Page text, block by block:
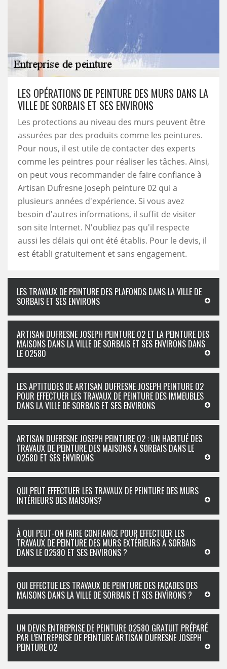
LES OPÉRATIONS DE PEINTURE DES MURS DANS LA
VILLE DE SORBAIS ET SES ENVIRONS
Les protections au niveau des murs peuvent être
assurées par des produits comme les peintures.
Pour nous, il est utile de contacter des experts
comme les peintres pour réaliser les tâches. Ainsi,
on peut vous recommander de faire confiance à
Artisan Dufresne Joseph peinture 02 qui a
plusieurs années d'expérience. Si vous avez
besoin d'autres informations, il suffit de visiter
son site Internet. N'oubliez pas qu'il respecte
aussi les délais qui ont été établis. Pour le devis, il
est établi gratuitement et sans engagement.
LES TRAVAUX DE PEINTURE DES PLAFONDS DANS LA VILLE DE
SORBAIS ET SES ENVIRONS
ARTISAN DUFRESNE JOSEPH PEINTURE 02 ET LA PEINTURE DES
MAISONS DANS LA VILLE DE SORBAIS ET SES ENVIRONS DANS
LE 02580
LES APTITUDES DE ARTISAN DUFRESNE JOSEPH PEINTURE 02
POUR EFFECTUER LES TRAVAUX DE PEINTURE DES IMMEUBLES
DANS LA VILLE DE SORBAIS ET SES ENVIRONS
ARTISAN DUFRESNE JOSEPH PEINTURE 02 : UN HABITUÉ DES
TRAVAUX DE PEINTURE DES MAISONS À SORBAIS DANS LE
02580 ET SES ENVIRONS
QUI PEUT EFFECTUER LES TRAVAUX DE PEINTURE DES MURS
INTÉRIEURS DES MAISONS?
À QUI PEUT-ON FAIRE CONFIANCE POUR EFFECTUER LES
TRAVAUX DE PEINTURE DES MURS EXTÉRIEURS À SORBAIS
DANS LE 02580 ET SES ENVIRONS ?
QUI EFFECTUE LES TRAVAUX DE PEINTURE DES FAÇADES DES
MAISONS DANS LA VILLE DE SORBAIS ET SES ENVIRONS ?
UN DEVIS ENTREPRISE DE PEINTURE 02580 GRATUIT PRÉPARÉ
PAR L’ENTREPRISE DE PEINTURE ARTISAN DUFRESNE JOSEPH
PEINTURE 02